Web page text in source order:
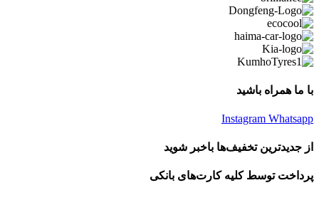
با ما همراه باشید
Instagram Whatsapp
از جدیدترین تخفیف‌ها باخبر شوید
پرداخت توسط کلیه کارت‌های بانکی